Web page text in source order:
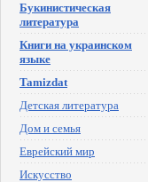
Букинистическая
литература
Книги на украинском
языке
Tamizdat
Детская литература
Дом и семья
Еврейский мир
Искусство